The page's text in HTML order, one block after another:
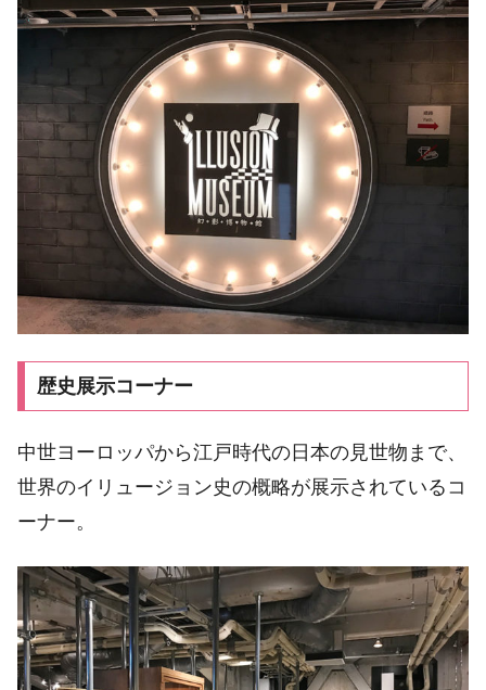
歴史展示コーナー
中世ヨーロッパから江戸時代の日本の見世物まで、
世界のイリュージョン史の概略が展示されているコ
ーナー。